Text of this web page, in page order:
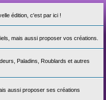
édition, c'est par ici !
mais aussi proposer vos créations.
Paladins, Roublards et autres
aussi proposer ses créations